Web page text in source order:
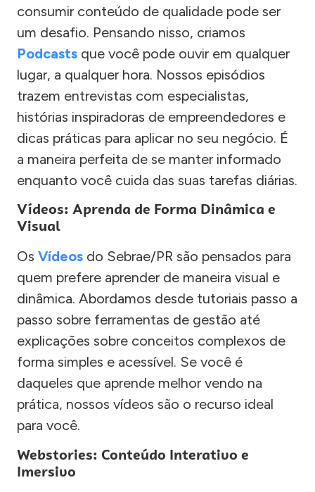
consumir conteúdo de qualidade pode ser
um desafio. Pensando nisso, criamos
Podcasts que você pode ouvir em qualquer
lugar, a qualquer hora. Nossos episódios
trazem entrevistas com especialistas,
histórias inspiradoras de empreendedores e
dicas práticas para aplicar no seu negócio. É
a maneira perfeita de se manter informado
enquanto você cuida das suas tarefas diárias.
Vídeos: Aprenda de Forma Dinâmica e
Visual
Os Vídeos do Sebrae/PR são pensados para
quem prefere aprender de maneira visual e
dinâmica. Abordamos desde tutoriais passo a
passo sobre ferramentas de gestão até
explicações sobre conceitos complexos de
forma simples e acessível. Se você é
daqueles que aprende melhor vendo na
prática, nossos vídeos são o recurso ideal
para você.
Webstories: Conteúdo Interativo e
Imersivo